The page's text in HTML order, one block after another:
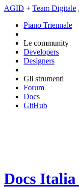
AGID + Team Digitale
Piano Triennale
Le community
Developers
Designers
Gli strumenti
Forum
Docs
GitHub
Docs Italia